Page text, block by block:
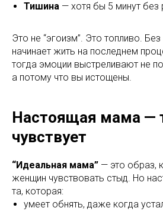
Тишина — хотя бы 5 минут без
Это не “эгоизм”. Это топливо.
начинает жить на последнем
тогда эмоции выстреливают не
а потому что вы истощены.
Настоящая мама —
чувствует
“Идеальная мама” — это образ,
женщин чувствовать стыд. Но
та, которая:
умеет обнять, даже когда